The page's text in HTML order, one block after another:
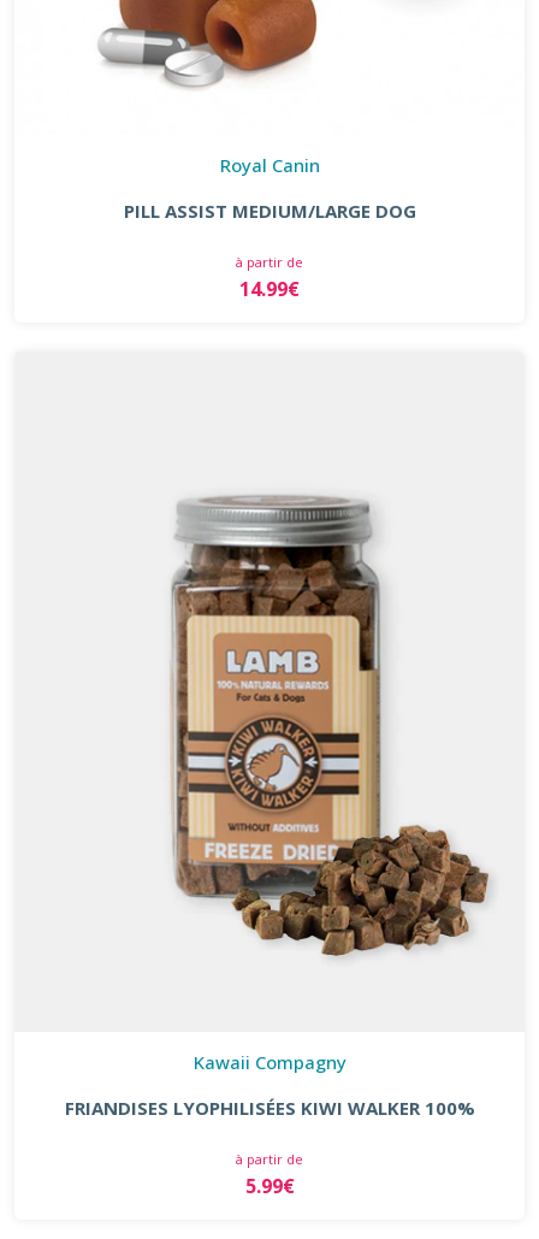
Royal Canin
PILL ASSIST MEDIUM/LARGE DOG
à partir de
14.99€
Kawaii Compagny
FRIANDISES LYOPHILISÉES KIWI WALKER 100%
à partir de
5.99€